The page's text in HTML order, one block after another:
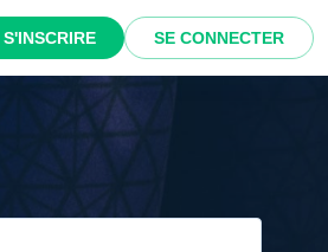
S'INSCRIRE SE CONNECTER